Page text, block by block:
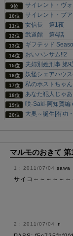
サイレント・ヴ
サイレント・プ
女信長 第1夜
武道館 第4話
ギフテッド
おいハンサム!!2
夫婦別姓刑事 第9
妖怪シェアハウ
私のホストちゃ
あなた犯人じゃ
咲-Saki-阿知賀
大奥～誕生[有功
マルモのおきて
2011/07/04 sawa
サイコ～～～～～～
2011/07/04 ｎ